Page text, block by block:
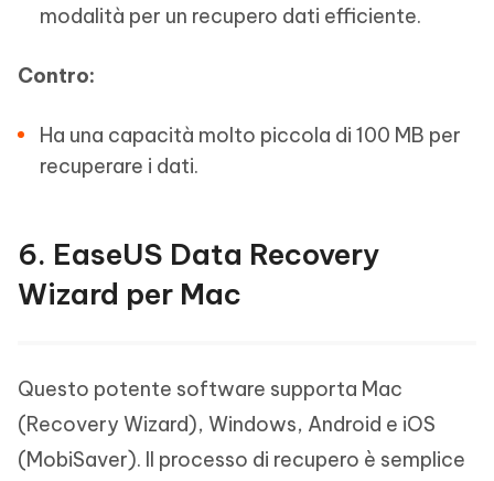
modalità per un recupero dati efficiente.
Contro:
Ha una capacità molto piccola di 100 MB per
recuperare i dati.
6. EaseUS Data Recovery
Wizard per Mac
Questo potente software supporta Mac
(Recovery Wizard), Windows, Android e iOS
(MobiSaver). Il processo di recupero è semplice